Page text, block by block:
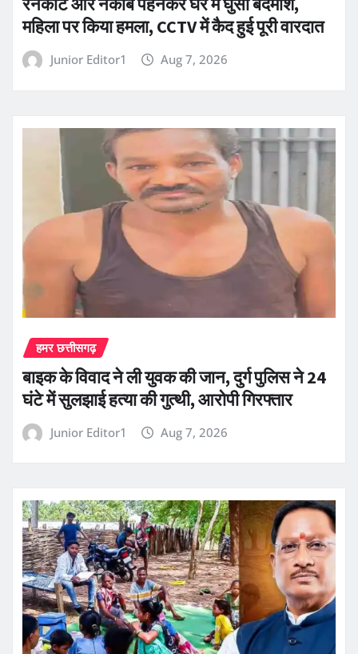
महिला पर किया हमला, CCTV में कैद हुई पूरी वारदात
Junior Editor1 Aug 7, 2026
हमर छत्तीसगढ़
बाइक के विवाद ने ली युवक की जान, दुर्ग पुलिस ने 24
घंटे में सुलझाई हत्या की गुत्थी, आरोपी गिरफ्तार
Junior Editor1 Aug 7, 2026